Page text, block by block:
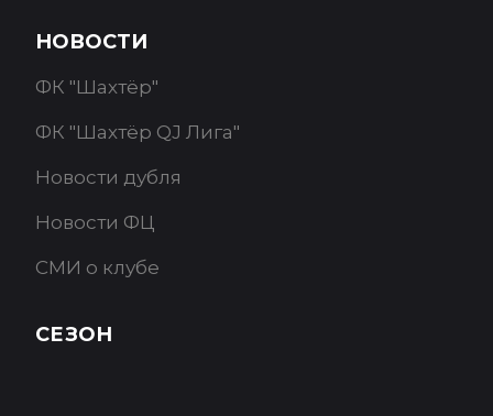
НОВОСТИ
ФК "Шахтёр"
ФК "Шахтёр QJ Лига"
Новости дубля
Новости ФЦ
СМИ о клубе
СЕЗОН